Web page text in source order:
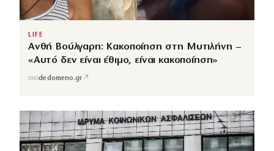
LIFE
Ανθή Βούλγαρη: Κακοποίηση στη Μυτιλήνη –
«Αυτό δεν είναι έθιμο, είναι κακοποίηση»
απόdedomeno.gr ↗